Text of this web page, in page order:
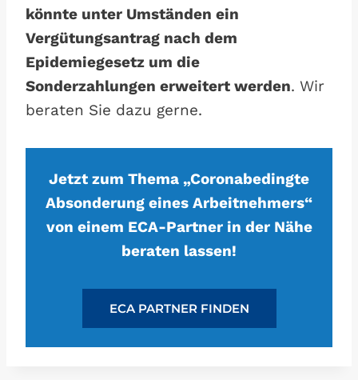
könnte unter Umständen ein
Vergütungsantrag nach dem
Epidemiegesetz um die
Sonderzahlungen erweitert werden. Wir
beraten Sie dazu gerne.
Jetzt zum Thema „Coronabedingte
Absonderung eines Arbeitnehmers“
von einem ECA-Partner in der Nähe
beraten lassen!
ECA PARTNER FINDEN